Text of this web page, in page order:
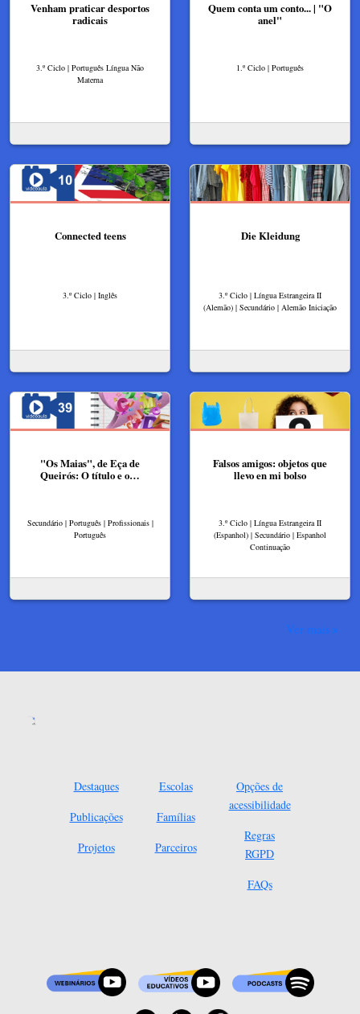
Venham praticar desportos
radicais
3.º Ciclo | Português Língua Não
Materna
Quem conta um conto... | "O
anel"
1.º Ciclo | Português
Connected teens
3.º Ciclo | Inglês
Die Kleidung
3.º Ciclo | Língua Estrangeira II
(Alemão) | Secundário | Alemão Iniciação
"Os Maias", de Eça de
Queirós: O título e o…
Secundário | Português | Profissionais |
Português
Falsos amigos: objetos que
llevo en mi bolso
3.º Ciclo | Língua Estrangeira II
(Espanhol) | Secundário | Espanhol
Continuação
Ver mais
Destaques
Publicações
Projetos
Escolas
Famílias
Parceiros
Opções de
acessibilidade
Regras
RGPD
FAQs